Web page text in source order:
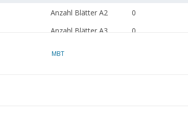
Anzahl Blätter A2
0
Anzahl Blätter A3
0
MBT